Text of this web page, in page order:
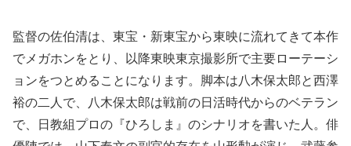
監督の佐伯清は、東宝・新東宝から東映に流れてきて本作
でメガホンをとり、以降東映東京撮影所で主要ローテーシ
ョンをつとめることになります。脚本は八木保太郎と西澤
裕の二人で、八木保太郎は戦前の日活時代からのベテラン
で、日教組プロの『ひろしま』のシナリオを書いた人。俳